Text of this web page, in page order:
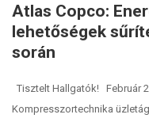
Atlas Copco:
lehetőségek
során
Tisztelt Hallgatók! Február
Kompresszortechnika